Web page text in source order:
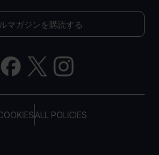
ALL POLICIES
マガジンを購読する